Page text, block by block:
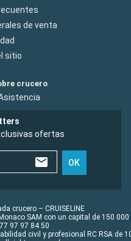
de venta
sitio
crucero
ofertas
OK
crucero – CRUISELINE
SAM con un capital de 150 000
97 97 84 50
civil y profesional RC RSA de